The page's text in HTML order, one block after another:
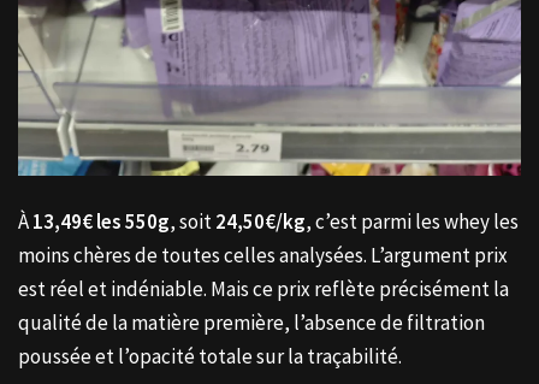
À13,49€ les 550g, soit24,50€/kg, c’est parmi les whey les
moins chères de toutes celles analysées. L’argument prix
est réel et indéniable. Mais ce prix reflète précisément la
qualité de la matière première, l’absence de filtration
poussée et l’opacité totale sur la traçabilité.